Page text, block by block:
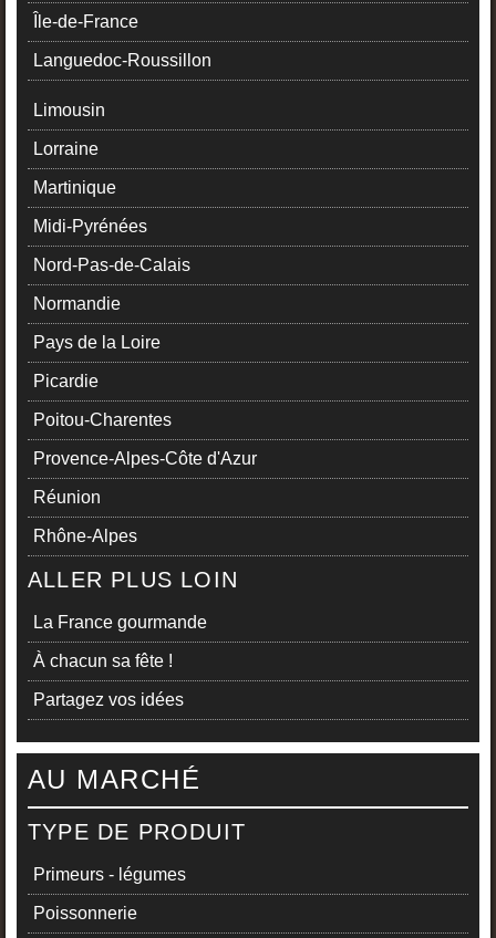
Île-de-France
Languedoc-Roussillon
Limousin
Lorraine
Martinique
Midi-Pyrénées
Nord-Pas-de-Calais
Normandie
Pays de la Loire
Picardie
Poitou-Charentes
Provence-Alpes-Côte d'Azur
Réunion
Rhône-Alpes
ALLER PLUS LOIN
La France gourmande
À chacun sa fête !
Partagez vos idées
AU MARCHÉ
TYPE DE PRODUIT
Primeurs - légumes
Poissonnerie